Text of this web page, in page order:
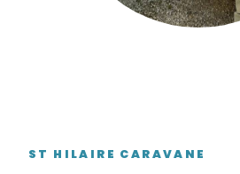
ST HILAIRE CARAVANE